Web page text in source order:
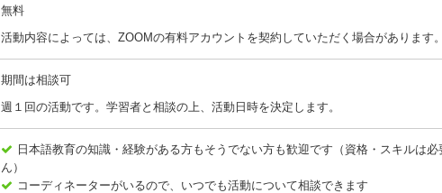
無料
活動内容によっては、ZOOMの有料アカウントを契約していただく場合があります。
期間は相談可
週１回の活動です。学習者と相談の上、活動日時を決定します。
日本語教育の知識・経験がある方もそうでない方も歓迎です（資格・スキルは必
ん）
コーディネーターがいるので、いつでも活動について相談できます